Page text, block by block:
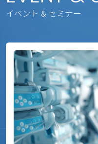
イベント & セミナー